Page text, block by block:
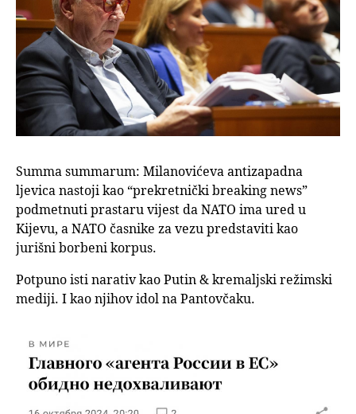
Summa summarum: Milanovićeva antizapadna
ljevica nastoji kao “prekretnički breaking news”
podmetnuti prastaru vijest da NATO ima ured u
Kijevu, a NATO časnike za vezu predstaviti kao
jurišni borbeni korpus.
Potpuno isti narativ kao Putin & kremaljski režimski
mediji. I kao njihov idol na Pantovčaku. ‎